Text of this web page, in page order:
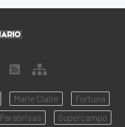
Marie Claire
Fortuna
Parabrisas
Supercampo